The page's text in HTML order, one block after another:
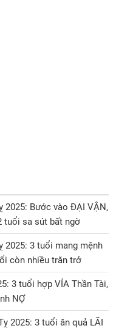
2025: Bước vào ĐẠI VẬN,
tuổi sa sút bất ngờ
2025: 3 tuổi mang mệnh
còn nhiều trăn trở
3 tuổi hợp VÍA Thần Tài,
NỢ
2025: 3 tuổi ăn quả LÃI